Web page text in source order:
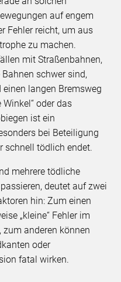
auf engem
Fehler reicht, um aus
zu machen.
mit Straßenbahnen,
schwer sind,
langen Bremsweg
oder das
ist ein
bei Beteiligung
schnell tödlich endet.
mehrere tödliche
deutet auf zwei
hin: Zum einen
„kleine“ Fehler im
anderen können
oder
fatal wirken.